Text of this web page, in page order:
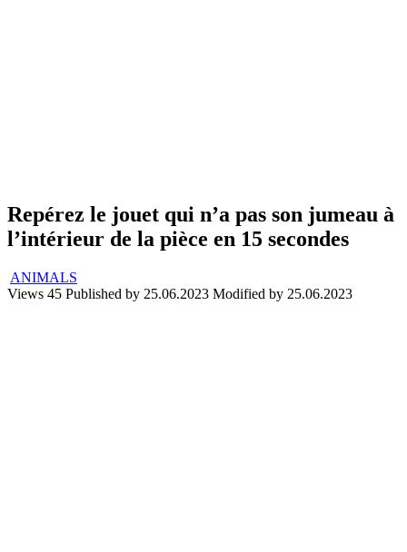
Repérez le jouet qui n’a pas son jumeau à
l’intérieur de la pièce en 15 secondes
ANIMALS
Views 45 Published by 25.06.2023 Modified by 25.06.2023